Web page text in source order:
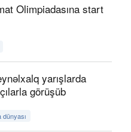
Olimpiadasına start
yarışlarda
görüşüb
dünyası